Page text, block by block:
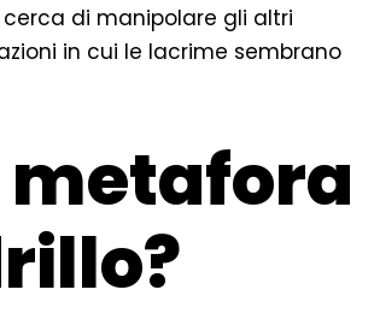
di manipolare gli altri
in cui le lacrime sembrano
metafora